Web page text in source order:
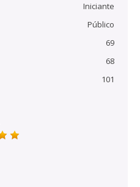
Iniciante
Público
69
68
101